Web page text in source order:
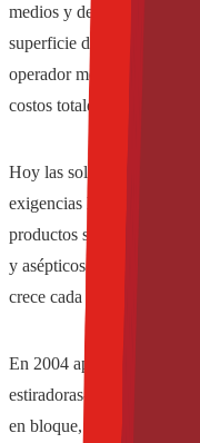
medios y de energía se
superficie de instalación
operador menos, la
costos totales de
Hoy las soluciones en
exigencias higiénicas, ya
productos sin gas, con
y asépticos o para rangos
crece cada vez más.
En 2004 apenas menos de
estiradoras-sopladoras y
en bloque, todas las